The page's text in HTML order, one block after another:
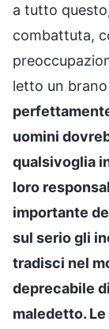
a tutto
combattuta,
letto un brano
uomini
qualsivoglia
loro
importante
sul serio gli
tradisci nel
deprecabile
maledetto.